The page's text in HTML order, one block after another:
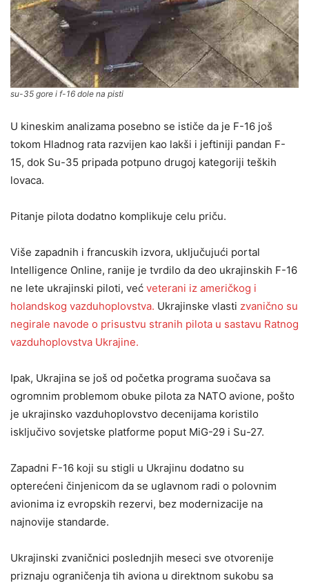
su-35 gore i f-16 dole na pisti
U kineskim analizama posebno se ističe da je F-16 još
tokom Hladnog rata razvijen kao lakši i jeftiniji pandan F-
15, dok Su-35 pripada potpuno drugoj kategoriji teških
lovaca.
Pitanje pilota dodatno komplikuje celu priču.
Više zapadnih i francuskih izvora, uključujući portal
Intelligence Online, ranije je tvrdilo da deo ukrajinskih F-16
ne lete ukrajinski piloti, već veterani iz američkog i
holandskog vazduhoplovstva. Ukrajinske vlasti zvanično su
negirale navode o prisustvu stranih pilota u sastavu Ratnog
vazduhoplovstva Ukrajine.
Ipak, Ukrajina se još od početka programa suočava sa
ogromnim problemom obuke pilota za NATO avione, pošto
je ukrajinsko vazduhoplovstvo decenijama koristilo
isključivo sovjetske platforme poput MiG-29 i Su-27.
Zapadni F-16 koji su stigli u Ukrajinu dodatno su
opterećeni činjenicom da se uglavnom radi o polovnim
avionima iz evropskih rezervi, bez modernizacije na
najnovije standarde.
Ukrajinski zvaničnici poslednjih meseci sve otvorenije
priznaju ograničenja tih aviona u direktnom sukobu sa